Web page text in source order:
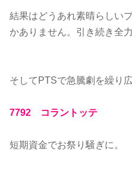
結果はどうあれ素晴らしい
かありません。引き続き全
そしてPTSで急騰劇を繰り広
7792 コラントッテ
短期資金でお祭り騒ぎに。